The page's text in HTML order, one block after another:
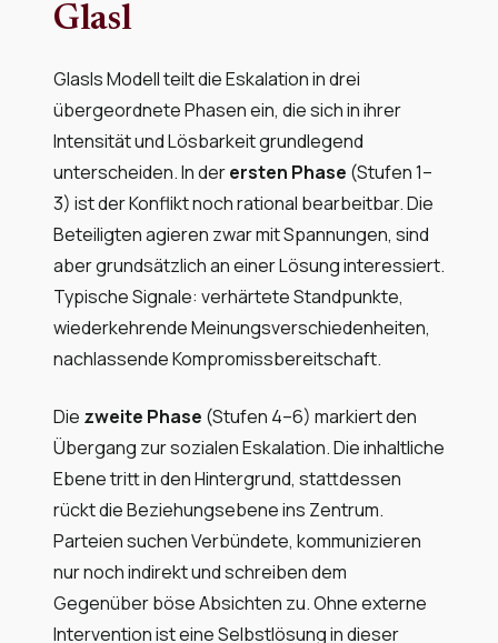
Glasl
Glasls Modell teilt die Eskalation in drei
übergeordnete Phasen ein, die sich in ihrer
Intensität und Lösbarkeit grundlegend
unterscheiden. In derersten Phase (Stufen 1–
3) ist der Konflikt noch rational bearbeitbar. Die
Beteiligten agieren zwar mit Spannungen, sind
aber grundsätzlich an einer Lösung interessiert.
Typische Signale: verhärtete Standpunkte,
wiederkehrende Meinungsverschiedenheiten,
nachlassende Kompromissbereitschaft.
Die zweite Phase (Stufen 4–6) markiert den
Übergang zur sozialen Eskalation. Die inhaltliche
Ebene tritt in den Hintergrund, stattdessen
rückt die Beziehungsebene ins Zentrum.
Parteien suchen Verbündete, kommunizieren
nur noch indirekt und schreiben dem
Gegenüber böse Absichten zu. Ohne externe
Intervention ist eine Selbstlösung in dieser